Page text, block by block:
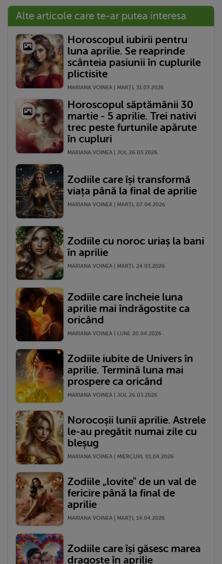
Alte articole care te-ar putea interesa
Horoscopul iubirii pentru
luna aprilie. Se reaprinde
scânteia pasiunii în cuplurile
plictisite
MARIANA VOINEA | MARŢI, 31.03.2026
Horoscopul săptămânii 30
martie - 5 aprilie. Trei nativi
trec peste furtunile apărute
în cupluri
MARIANA VOINEA | JOI, 26.03.2026
Zodiile care își transformă
viața până la final de aprilie
MARIANA VOINEA | MARŢI, 07.04.2026
Zodiile cu noroc uriaș la bani
în aprilie
MARIANA VOINEA | MARŢI, 24.03.2026
Zodiile care încheie luna
aprilie mai îndrăgostite ca
oricând
MARIANA VOINEA | LUNI, 20.04.2026
Zodiile iubite de Univers în
aprilie. Termină luna mai
prospere ca oricând
MARIANA VOINEA | JOI, 26.03.2026
Norocoșii lunii aprilie. Astrele
le-au pregătit numai zile cu
bleșug
MARIANA VOINEA | MIERCURI, 01.04.2026
Zodiile „lovite" de un val de
fericire până la final de
aprilie
MARIANA VOINEA | MARŢI, 14.04.2026
Zodiile care își găsesc marea
dragoste în aprilie